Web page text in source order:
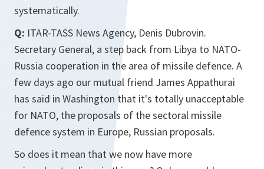
systematically.
Q: ITAR-TASS News Agency, Denis Dubrovin.
Secretary General, a step back from Libya to NATO-
Russia cooperation in the area of missile defence. A
few days ago our mutual friend James Appathurai
has said in Washington that it's totally unacceptable
for NATO, the proposals of the sectoral missile
defence system in Europe, Russian proposals.
So does it mean that we now have more